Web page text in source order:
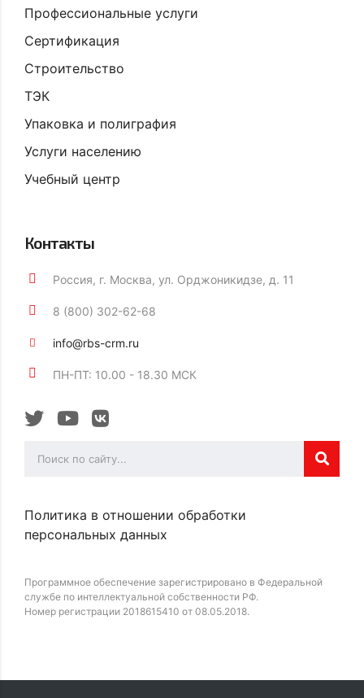
Профессиональные услуги
Сертификация
Строительство
ТЭК
Упаковка и полиграфия
Услуги населению
Учебный центр
Контакты
Россия, г. Москва, ул. Орджоникидзе, д. 11
8 (800) 302-62-68
info@rbs-crm.ru
ПН-ПТ: 10.00 - 18.30 МСК
Политика в отношении обработки
персональных данных
Программное обеспечение зарегистрировано в Федеральной
службе по интеллектуальной собственности РФ.
Номер регистрации 2018615410 от 08.05.2018.